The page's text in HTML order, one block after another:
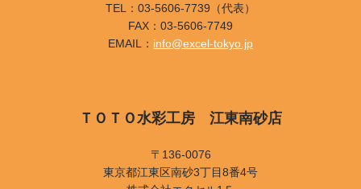
TEL：03-5606-7739（代表）
FAX：03-5606-7749
EMAIL： info@excel-tokyo.jp
ＴＯＴＯ水彩工房 江東南砂店
〒136-0076
東京都江東区南砂3丁目8番4号